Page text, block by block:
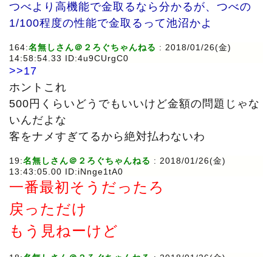
つべより高機能で金取るなら分かるが、つべの
1/100程度の性能で金取るって池沼かよ
164:名無しさん＠２ろぐちゃんねる : 2018/01/26(金)
14:58:54.33 ID:4u9CUrgC0
>>17
ホントこれ
500円くらいどうでもいいけど金額の問題じゃな
いんだよな
客をナメすぎてるから絶対払わないわ
19:名無しさん＠２ろぐちゃんねる : 2018/01/26(金)
13:43:05.00 ID:iNnge1tA0
一番最初そうだったろ
戻っただけ
もう見ねーけど